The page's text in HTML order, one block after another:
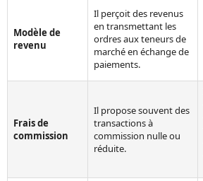
Modèle de
revenu
Il perçoit des revenus
en transmettant les
ordres aux teneurs de
marché en échange de
paiements.
Frais de
commission
Il propose souvent des
transactions à
commission nulle ou
réduite.